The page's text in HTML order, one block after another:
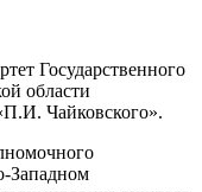
Государственного
области
Чайковского».
Западном